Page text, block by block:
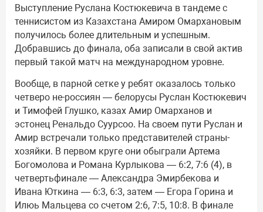
Выступление Руслана Костюкевича в тандеме с
теннисистом из Казахстана Амиром Омархановым
получилось более длительным и успешным.
Добравшись до финала, оба записали в свой актив
первый такой матч на международном уровне.
Вообще, в парной сетке у ребят оказалось только
четверо не-россиян — белорусы Руслан Костюкевич
и Тимофей Глушко, казах Амир Омарханов и
эстонец Ренальдо Суурсоо. На своем пути Руслан и
Амир встречали только представителей страны-
хозяйки. В первом круге они обыграли Артема
Богомолова и Романа Курлыкова — 6:2, 7:6 (4), в
четвертьфинале — Александра Эмирбекова и
Ивана Юткина — 6:3, 6:3, затем — Егора Горина и
Илюь Мальцева со счетом 2:6, 7:5, 10:8. В финале